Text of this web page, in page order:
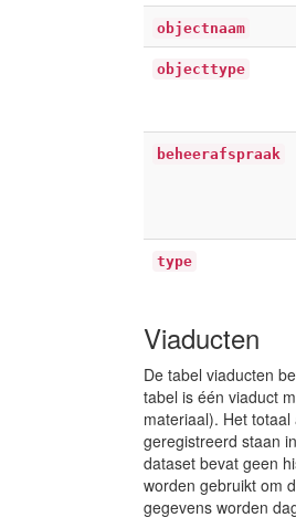
objectnaam
objecttype
beheerafspraak
type
Viaducten
De tabel viaducten
tabel is één viaduct
materiaal). Het
geregistreerd staan
dataset bevat geen
worden gebruikt om
gegevens worden